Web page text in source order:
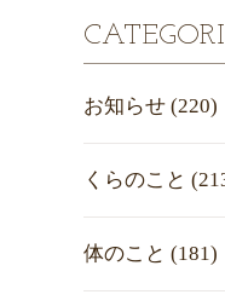
お知らせ (220)
くらのこと
体のこと (181)